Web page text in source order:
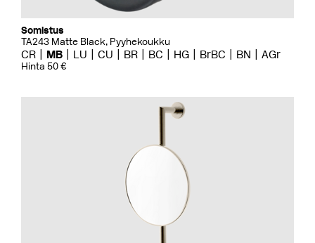
Somistus
TA243 Matte Black, Pyyhekoukku
CR MB LU CU BR BC HG BrBC BN AGr
Hinta 50 €